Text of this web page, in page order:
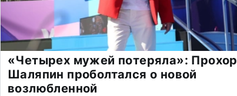
«Четырех мужей потеряла»: Прохор
Шаляпин проболтался о новой
возлюбленной